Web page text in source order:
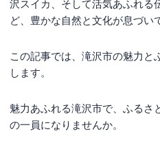
沢スイカ、そして活気あふれる
ど、豊かな自然と文化が息づい
この記事では、滝沢市の魅力と
します。
魅力あふれる滝沢市で、ふるさ
の一員になりませんか。